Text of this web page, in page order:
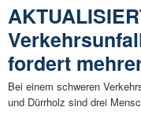
fordert
Bei einem schweren
und Dürrholz sind drei